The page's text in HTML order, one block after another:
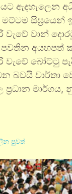
ඇදහැලෙන
මට්ටම සීඝ්‍රයෙන්
වැවේ වාන්
පවතින අයහපත්
වැවේ බෝට්ටු
බවයි වාර්තා
මාර්ගය,
පුවත්